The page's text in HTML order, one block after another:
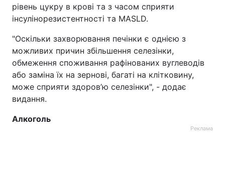
рівень цукру в крові та з часом сприяти
інсулінорезистентності та MASLD.
"Оскільки захворювання печінки є однією з
можливих причин збільшення селезінки,
обмеження споживання рафінованих вуглеводів
або заміна їх на зернові, багаті на клітковину,
може сприяти здоров’ю селезінки", - додає
видання.
Алкоголь
Реклама